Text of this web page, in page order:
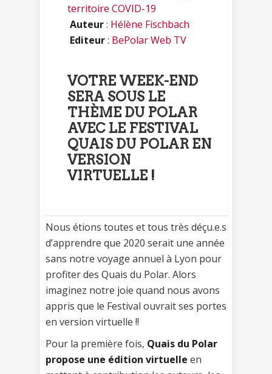
territoire COVID-19
Auteur: Hélène Fischbach
Editeur: BePolar Web TV
VOTRE WEEK-END
SERA SOUS LE
THÈME DU POLAR
AVEC LE FESTIVAL
QUAIS DU POLAR EN
VERSION
VIRTUELLE !
Nous étions toutes et tous très déçu.e.s
d’apprendre que 2020 serait une année
sans notre voyage annuel à Lyon pour
profiter des Quais du Polar. Alors
imaginez notre joie quand nous avons
appris que le Festival ouvrait ses portes
en version virtuelle !!
Pour la première fois, Quais du Polar
propose une édition virtuelle en